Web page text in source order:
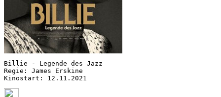
Billie - Legende des Jazz
Regie: James Erskine